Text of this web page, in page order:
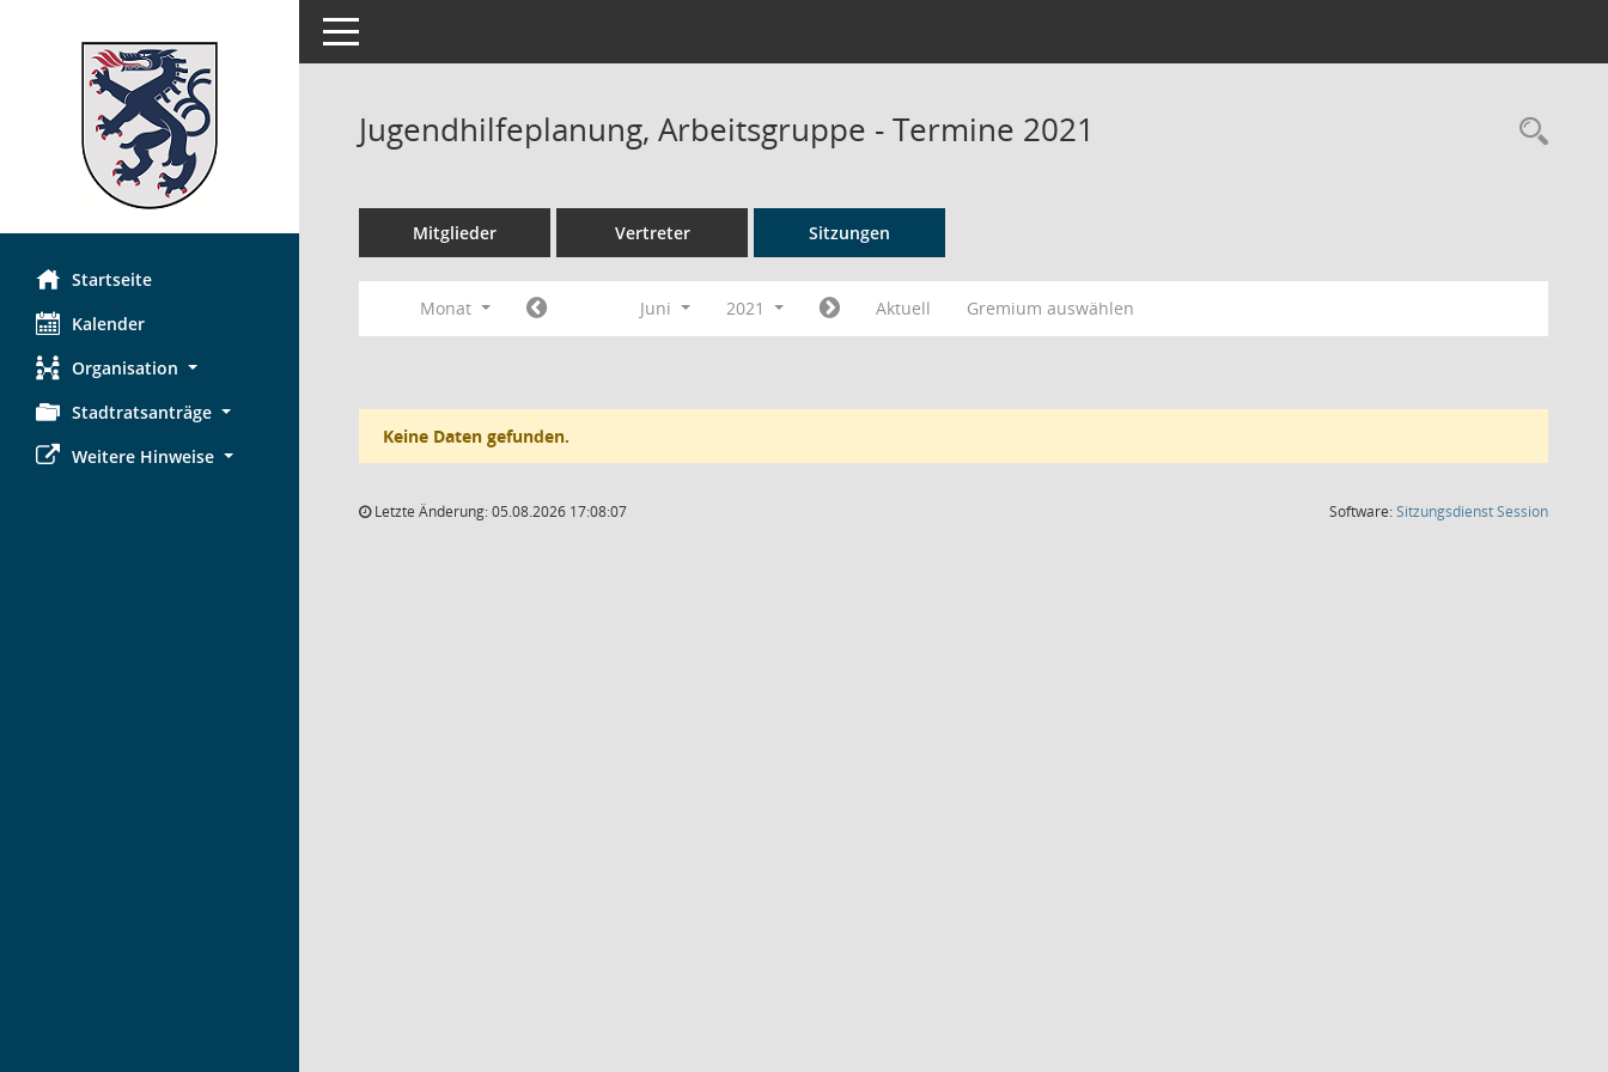
Startseite
Kalender
Organisation
Stadtratsanträge
Weitere Hinweise
Toggle navigation
Jugendhilfeplanung, Arbeitsgruppe - Termine 2021
Mitglieder Vertreter Sitzungen
Monat Juni 2021 Aktuell Gremium auswählen
Keine Daten gefunden.
Letzte Änderung: 05.08.2026 17:08:07 Software:SitzungsdienstSession(Wird in